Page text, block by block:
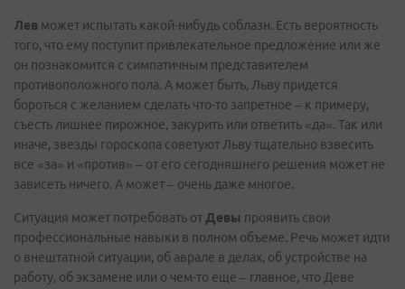
Лев может испытать какой-нибудь соблазн. Есть вероятность
того, что ему поступит привлекательное предложение или же
он познакомится с симпатичным представителем
противоположного пола. А может быть, Льву придется
бороться с желанием сделать что-то запретное – к примеру,
съесть лишнее пирожное, закурить или ответить «да». Так или
иначе, звезды гороскопа советуют Льву тщательно взвесить
все «за» и «против» – от его сегодняшнего решения может не
зависеть ничего. А может – очень даже многое.
Ситуация может потребовать отДевы проявить свои
профессиональные навыки в полном объеме. Речь может идти
о внештатной ситуации, об аврале в делах, об устройстве на
работу, об экзамене или о чем-то еще – главное, что Деве